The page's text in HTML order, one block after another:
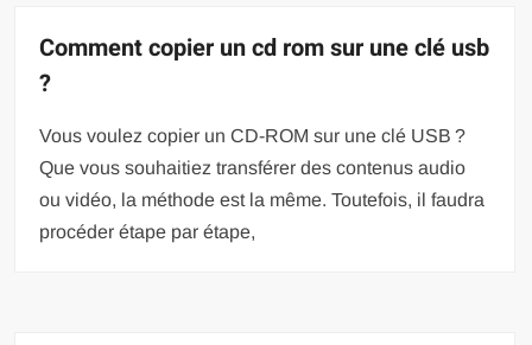
Comment copier un cd rom sur une clé usb
?
Vous voulez copier un CD-ROM sur une clé USB ?
Que vous souhaitiez transférer des contenus audio
ou vidéo, la méthode est la même. Toutefois, il faudra
procéder étape par étape,